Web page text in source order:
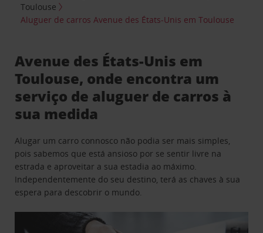
Toulouse
Aluguer de carros Avenue des États-Unis em Toulouse
Avenue des États-Unis em
Toulouse, onde encontra um
serviço de aluguer de carros à
sua medida
Alugar um carro connosco não podia ser mais simples,
pois sabemos que está ansioso por se sentir livre na
estrada e aproveitar a sua estadia ao máximo.
Independentemente do seu destino, terá as chaves à sua
espera para descobrir o mundo.